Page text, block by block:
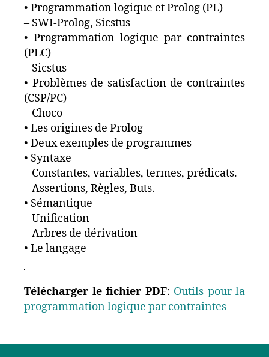
• Programmation logique et Prolog (PL)
– SWI-Prolog, Sicstus
• Programmation logique par contraintes
(PLC)
– Sicstus
• Problèmes de satisfaction de contraintes
(CSP/PC)
– Choco
• Les origines de Prolog
• Deux exemples de programmes
• Syntaxe
– Constantes, variables, termes, prédicats.
– Assertions, Règles, Buts.
• Sémantique
– Unification
– Arbres de dérivation
• Le langage
Télécharger le fichier PDF: Outils pour la
programmation logique par contraintes